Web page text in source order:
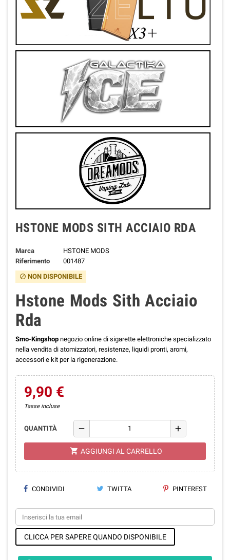
HSTONE MODS SITH ACCIAIO RDA
Marca
HSTONE MODS
Riferimento
001487
block NON DISPONIBILE
Hstone Mods Sith Acciaio
Rda
Smo-Kingshop negozio online di sigarette elettroniche specializzato
nella vendita di atomizzatori, resistenze, liquidi pronti, aromi,
accessori e kit per la rigenerazione.
9,90 €
Tasse incluse
QUANTITÀ remove add
shopping_cart AGGIUNGI AL CARRELLO
CONDIVIDI TWITTA PINTEREST
CLICCA PER SAPERE QUANDO DISPONIBILE